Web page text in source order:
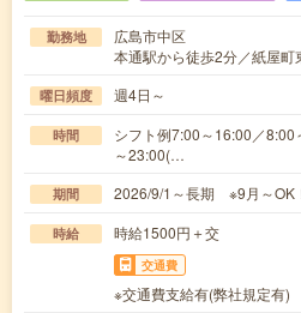
勤務地
広島市中区
本通駅から徒歩2分／紙屋町
曜日頻度 週4日～
時間
シフト例7:00～16:00／
～23:00(…
期間 2026/9/1～長期 ※9月～OK
時給 時給1500円＋交
交通費
※交通費支給有(弊社規定有)